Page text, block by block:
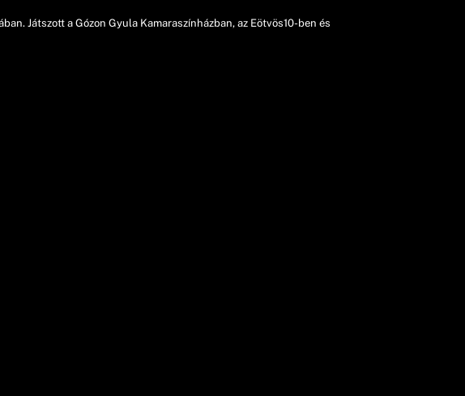
Játszott a Gózon Gyula Kamaraszínházban, az Eötvös10-ben és